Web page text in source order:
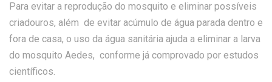
Para evitar a reprodução do mosquito e eliminar possíveis
criadouros, além de evitar acúmulo de água parada dentro e
fora de casa, o uso da água sanitária ajuda a eliminar a larva
do mosquito Aedes, conforme já comprovado por estudos
científicos.